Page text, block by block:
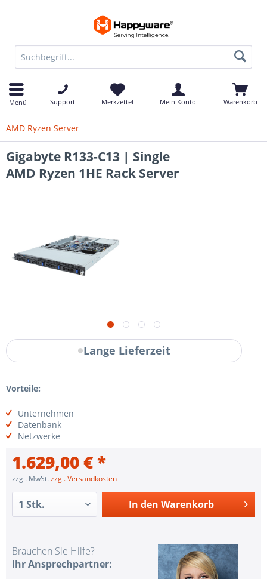
Menü Support Merkzettel Mein Konto Warenkorb
AMD Ryzen Server
Gigabyte R133-C13 | Single
AMD Ryzen 1HE Rack Server
Lange Lieferzeit
Vorteile:
Unternehmen
Datenbank
Netzwerke
1.629,00 € *
zzgl. MwSt.zzgl. Versandkosten
In den Warenkorb
Brauchen Sie Hilfe?
Ihr Ansprechpartner: